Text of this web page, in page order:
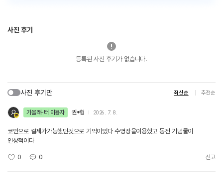
사진 후기
등록된 사진 후기가 없습니다.
사진 후기만 최신순 추천순
가볼래-터 이용자 권*형 2026. 7. 8.
코인으로 결제가가능했던것으로 기억이있다 수영장을이용했고 동전 기념물이
인상적이다
0 0 신고